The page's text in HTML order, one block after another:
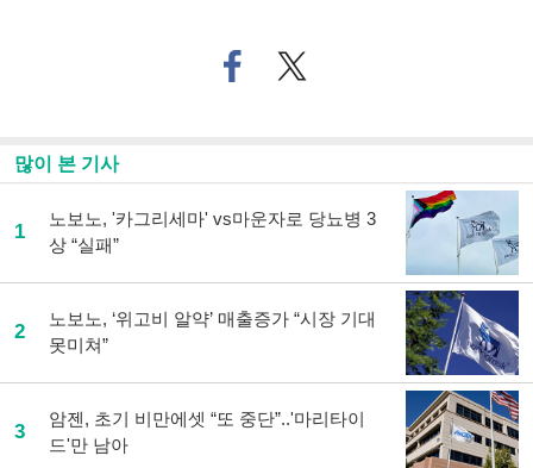
페
이
기
사
공
트위
터로
많이 본 기사
1
노보노, '카그리세마' vs마운자로 당뇨병 3
상 “실패”
2
노보노, ‘위고비 알약’ 매출증가 “시장 기대
못미쳐”
3
암젠, 초기 비만에셋 “또 중단”..'마리타이
드'만 남아